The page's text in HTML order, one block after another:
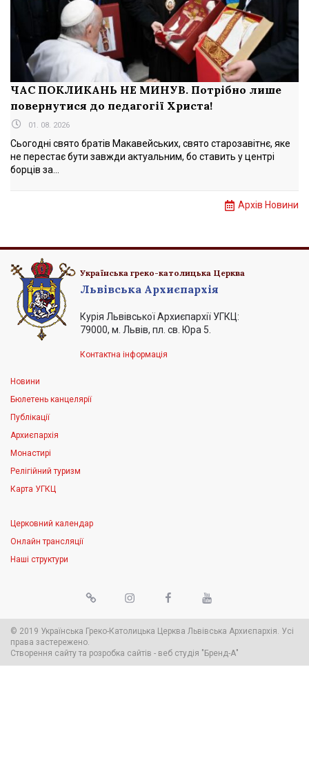
ЧАС ПОКЛИКАНЬ НЕ МИНУВ. Потрібно лише
повернутися до педагогії Христа!
01. 08. 2026
Сьогодні свято братів Макавейських, свято старозавітнє, яке
не перестає бути завжди актуальним, бо ставить у центрі
борців за...
Архів Новини
Українська греко-католицька Церква
Львівська Архиєпархія
Курія Львівської Архиєпархії УГКЦ:
79000, м. Львів, пл. св. Юра 5.
Контактна інформація
Новини
Бюлетень канцелярії
Публікації
Архиєпархія
Монастирі
Релігійний туризм
Карта УГКЦ
Церковний календар
Онлайн трансляції
Наші структури
© 2019 Українська Греко-Католицька Церква Львівська Архиєпархія. Усі
права застережено.
Створення сайту та розробка сайтів - веб студія "Бренд-А"